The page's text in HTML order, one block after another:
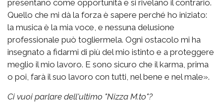
presentano come opportunità e si rivelano il contrario.
Quello che mi dà la forza è sapere perché ho iniziato:
la musica è la mia voce, e nessuna delusione
professionale può togliermela. Ogni ostacolo mi ha
insegnato a fidarmi di più del mio istinto e a proteggere
meglio il mio lavoro. E sono sicuro che il karma, prima
o poi, farà il suo lavoro con tutti, nel bene e nel male».
Ci vuoi parlare dell'ultimo "Nizza M.to"?